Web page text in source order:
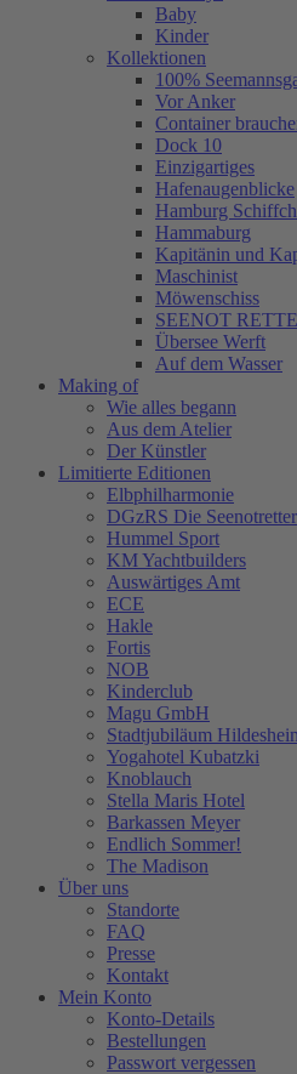
Baby
Kinder
Kollektionen
100%
Vor Anker
Container
Dock 10
Einzigartiges
Hafenaugen­blicke
Hamburg
Hammaburg
Kapitänin und
Maschinist
Möwenschiss
SEENOT
Übersee Werft
Auf dem Wasser
Making of
Wie alles begann
Aus dem Atelier
Der Künstler
Limitierte Editionen
Elbphilharmonie
DGzRS Die Seenotretter
Hummel Sport
KM Yachtbuilders
Auswärtiges Amt
ECE
Hakle
Fortis
NOB
Kinderclub
Magu GmbH
Stadtjubiläum
Yogahotel Kubatzki
Knoblauch
Stella Maris Hotel
Barkassen Meyer
Endlich Sommer!
The Madison
Über uns
Standorte
FAQ
Presse
Kontakt
Mein Konto
Konto-Details
Bestellungen
Passwort vergessen